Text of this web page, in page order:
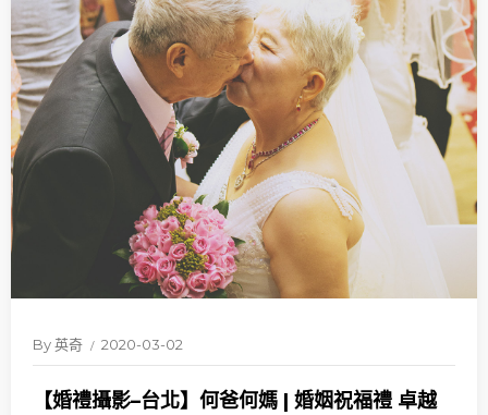
By英奇 2020-03-02
【婚禮攝影–台北】何爸何媽 | 婚姻祝福禮 卓越